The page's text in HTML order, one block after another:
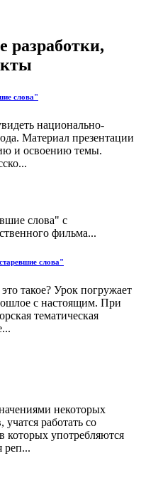
разработки,
слова"
национально-
Материал презентации
и освоению темы.
слова" с
фильма...
слова"
такое? Урок погружает
с настоящим. При
тематическая
некоторых
работать со
которых употребляются
реп...